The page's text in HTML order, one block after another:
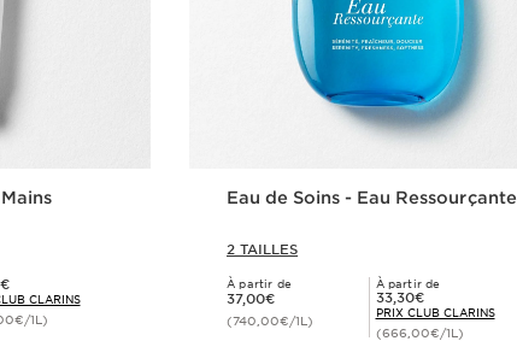
CLARINS
1L)
Eau de Soins - Eau Ressourçante
2 TAILLES
À partir de
Nouveau prix 37,00€
37,00€
(740,00€/1L)
À partir de
Prix Club Clarins 33,30€
33,30€
PRIX CLUB CLARINS
(666,00€/1L)